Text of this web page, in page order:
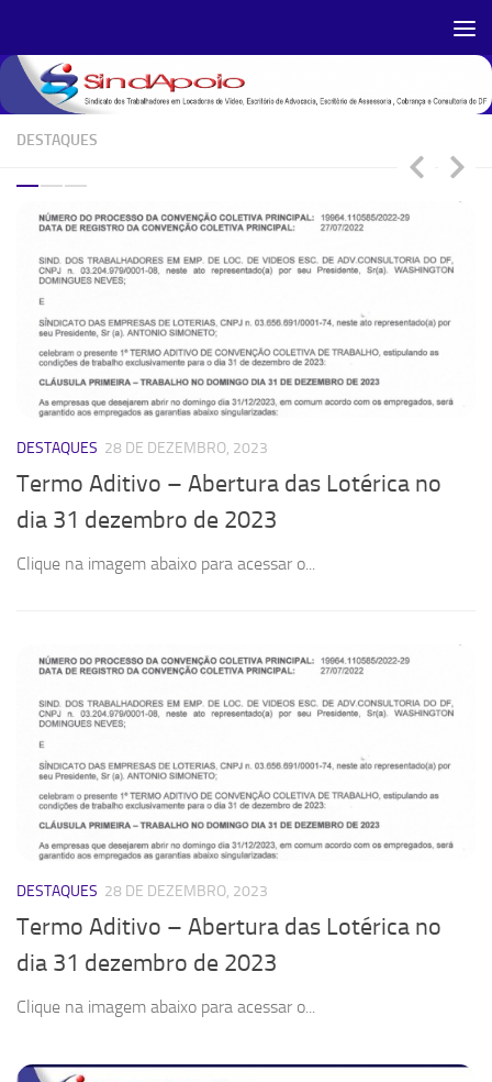
DESTAQUES
DESTAQUES 28 DE DEZEMBRO, 2023
Termo Aditivo – Abertura das Lotérica no
dia 31 dezembro de 2023
Clique na imagem abaixo para acessar o...
DESTAQUES 28 DE DEZEMBRO, 2023
Termo Aditivo – Abertura das Lotérica no
dia 31 dezembro de 2023
Clique na imagem abaixo para acessar o...